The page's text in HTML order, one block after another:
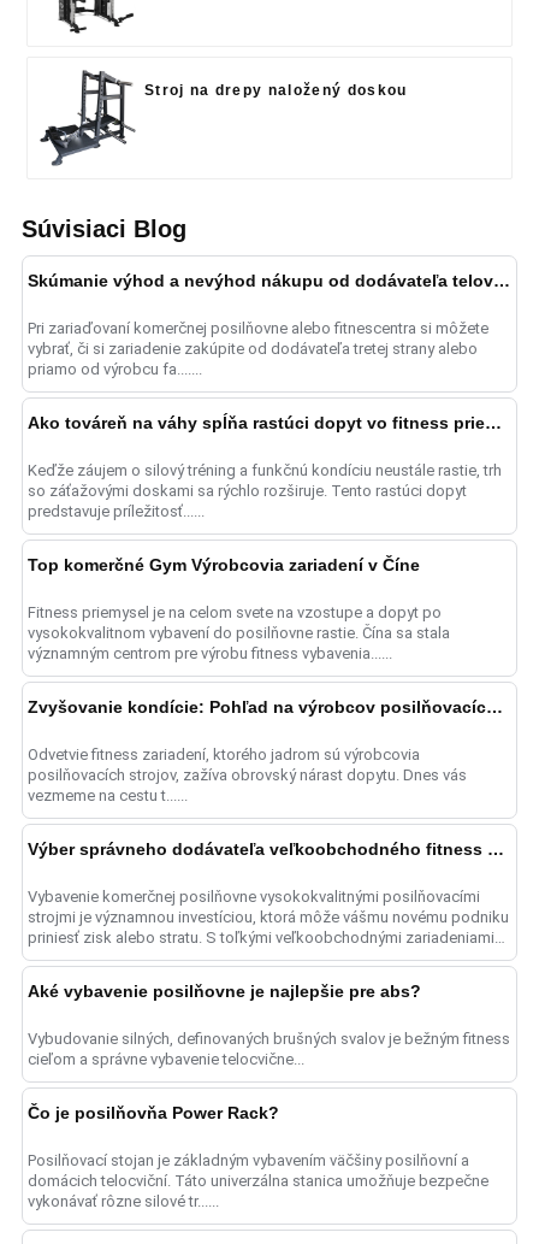
Stroj na drepy naložený doskou
Súvisiaci Blog
Skúmanie výhod a nevýhod nákupu od dodávateľa telovýchovného zariadenia vs. továrne na telovýchovné zariadenia
Pri zariaďovaní komerčnej posilňovne alebo fitnescentra si môžete
vybrať, či si zariadenie zakúpite od dodávateľa tretej strany alebo
priamo od výrobcu fa.......
Ako továreň na váhy spĺňa rastúci dopyt vo fitness priemysle
Keďže záujem o silový tréning a funkčnú kondíciu neustále rastie, trh
so záťažovými doskami sa rýchlo rozširuje. Tento rastúci dopyt
predstavuje príležitosť......
Top komerčné Gym Výrobcovia zariadení v Číne
Fitness priemysel je na celom svete na vzostupe a dopyt po
vysokokvalitnom vybavení do posilňovne rastie. Čína sa stala
významným centrom pre výrobu fitness vybavenia......
Zvyšovanie kondície: Pohľad na výrobcov posilňovacích strojov
Odvetvie fitness zariadení, ktorého jadrom sú výrobcovia
posilňovacích strojov, zažíva obrovský nárast dopytu. Dnes vás
vezmeme na cestu t......
Výber správneho dodávateľa veľkoobchodného fitness vybavenia pre potreby komerčných telocviční
Vybavenie komerčnej posilňovne vysokokvalitnými posilňovacími
strojmi je významnou investíciou, ktorá môže vášmu novému podniku
priniesť zisk alebo stratu. S toľkými veľkoobchodnými zariadeniami
s......
Aké vybavenie posilňovne je najlepšie pre abs?
Vybudovanie silných, definovaných brušných svalov je bežným fitness
cieľom a správne vybavenie telocvične...
Čo je posilňovňa Power Rack?
Posilňovací stojan je základným vybavením väčšiny posilňovní a
domácich telocviční. Táto univerzálna stanica umožňuje bezpečne
vykonávať rôzne silové tr......